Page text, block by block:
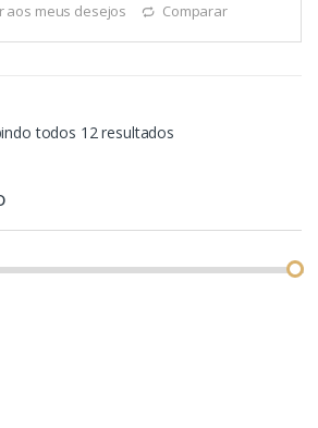
aos meus desejos Comparar
todos 12 resultados